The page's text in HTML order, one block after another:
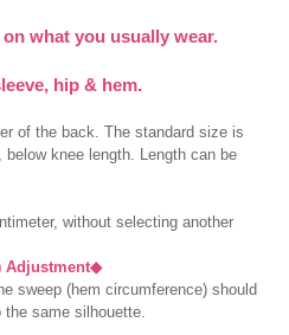
what you usually wear.
hip & hem.
of the back. The standard size is
knee length. Length can be
without selecting another
Adjustment◆
sweep (hem circumference) should
the same silhouette.